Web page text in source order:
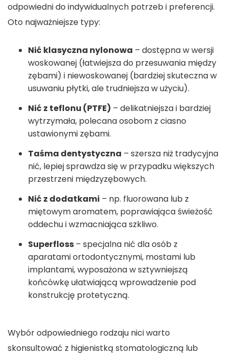
odpowiedni do indywidualnych potrzeb i preferencji.
Oto najważniejsze typy:
Nić klasyczna nylonowa – dostępna w wersji
woskowanej (łatwiejsza do przesuwania między
zębami) i niewoskowanej (bardziej skuteczna w
usuwaniu płytki, ale trudniejsza w użyciu).
Nić z teflonu (PTFE) – delikatniejsza i bardziej
wytrzymała, polecana osobom z ciasno
ustawionymi zębami.
Taśma dentystyczna – szersza niż tradycyjna
nić, lepiej sprawdza się w przypadku większych
przestrzeni międzyzębowych.
Nić z dodatkami – np. fluorowana lub z
miętowym aromatem, poprawiająca świeżość
oddechu i wzmacniająca szkliwo.
Superfloss – specjalna nić dla osób z
aparatami ortodontycznymi, mostami lub
implantami, wyposażona w sztywniejszą
końcówkę ułatwiającą wprowadzenie pod
konstrukcję protetyczną.
Wybór odpowiedniego rodzaju nici warto
skonsultować z higienistką stomatologiczną lub